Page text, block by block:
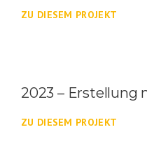
ZU DIESEM PROJEKT
2023 – Erstellung
ZU DIESEM PROJEKT